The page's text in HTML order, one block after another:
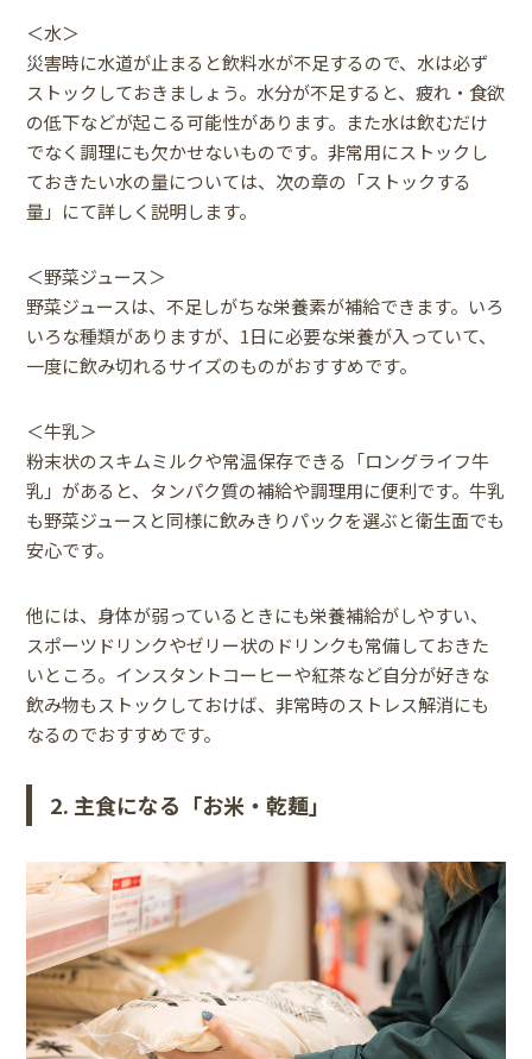
＜水＞
災害時に水道が止まると飲料水が不足するので、水は必ず
ストックしておきましょう。水分が不足すると、疲れ・食欲
の低下などが起こる可能性があります。また水は飲むだけ
でなく調理にも欠かせないものです。非常用にストックし
ておきたい水の量については、次の章の「ストックする
量」にて詳しく説明します。
＜野菜ジュース＞
野菜ジュースは、不足しがちな栄養素が補給できます。いろ
いろな種類がありますが、1日に必要な栄養が入っていて、
一度に飲み切れるサイズのものがおすすめです。
＜牛乳＞
粉末状のスキムミルクや常温保存できる「ロングライフ牛
乳」があると、タンパク質の補給や調理用に便利です。牛乳
も野菜ジュースと同様に飲みきりパックを選ぶと衛生面でも
安心です。
他には、身体が弱っているときにも栄養補給がしやすい、
スポーツドリンクやゼリー状のドリンクも常備しておきた
いところ。インスタントコーヒーや紅茶など自分が好きな
飲み物もストックしておけば、非常時のストレス解消にも
なるのでおすすめです。
2. 主食になる「お米・乾麺」